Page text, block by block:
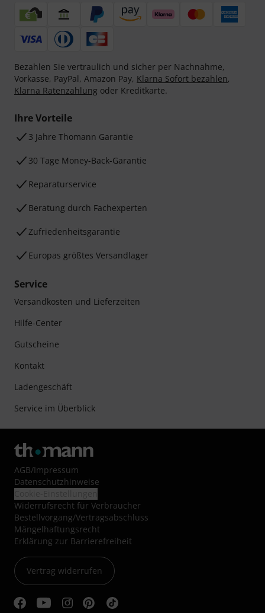
Bezahlen Sie vertraulich und sicher per Nachnahme,
Vorkasse, PayPal, Amazon Pay, Klarna Sofort bezahlen,
Klarna Ratenzahlung oder Kreditkarte.
Ihre Vorteile
3 Jahre Thomann Garantie
30 Tage Money-Back-Garantie
Reparaturservice
Beratung durch Fachexperten
Zufriedenheitsgarantie
Europas größtes Versandlager
Service
Versandkosten und Lieferzeiten
Hilfe-Center
Gutscheine
Kontakt
Ladengeschäft
Service im Überblick
AGB/Impressum
Datenschutzhinweise
Widerrufsrecht für Verbraucher
Bestellvorgang/Vertragsabschluss
Mängelhaftungsrecht
Erklärung zur Barrierefreiheit
Vertrag widerrufen